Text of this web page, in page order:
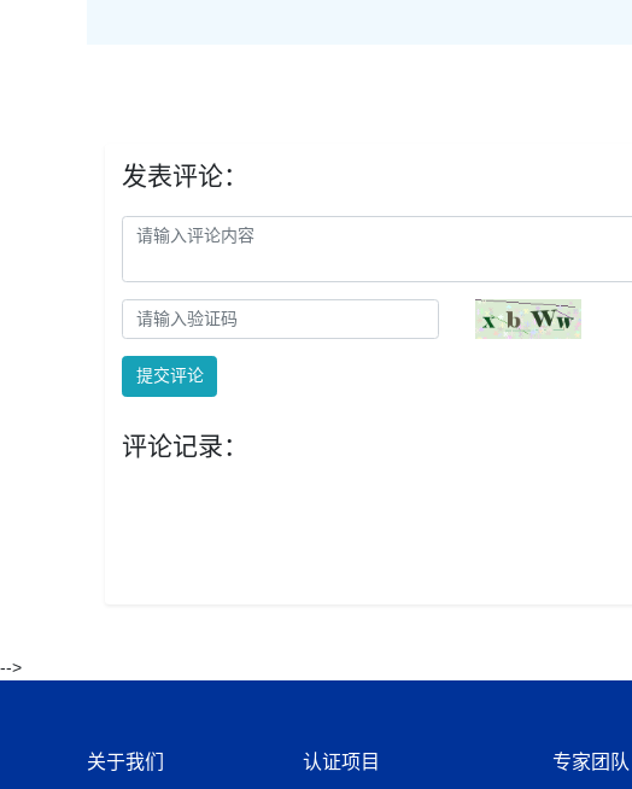
发表评论：
提交评论
评论记录：
-->
关于我们 认证项目 专家团队